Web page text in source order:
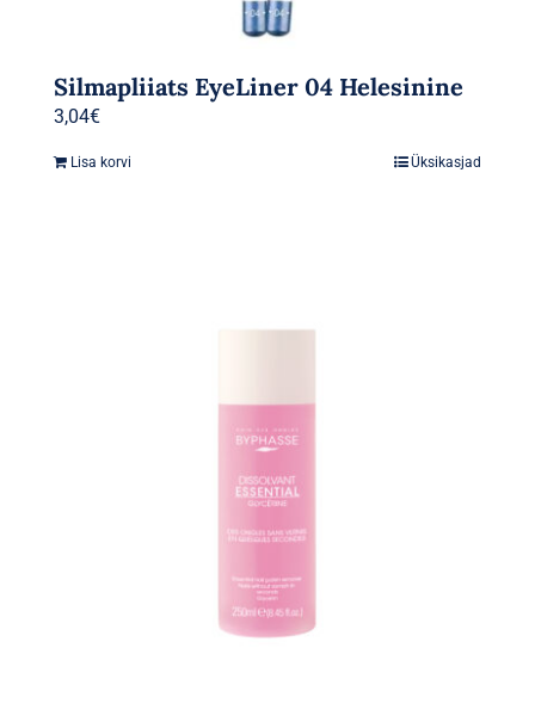
Silmapliiats EyeLiner 04 Helesinine
3,04€
Lisa korvi Üksikasjad